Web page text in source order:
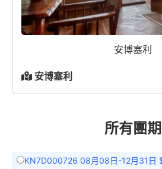
安博塞利
安博塞利
所有團期
KN7D000726 08月08日-12月31日